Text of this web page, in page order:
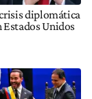
crisis diplomática
Estados Unidos